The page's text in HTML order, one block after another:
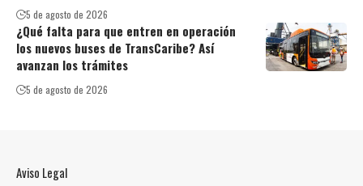
5 de agosto de 2026
¿Qué falta para que entren en operación
los nuevos buses de TransCaribe? Así
avanzan los trámites
5 de agosto de 2026
Aviso Legal